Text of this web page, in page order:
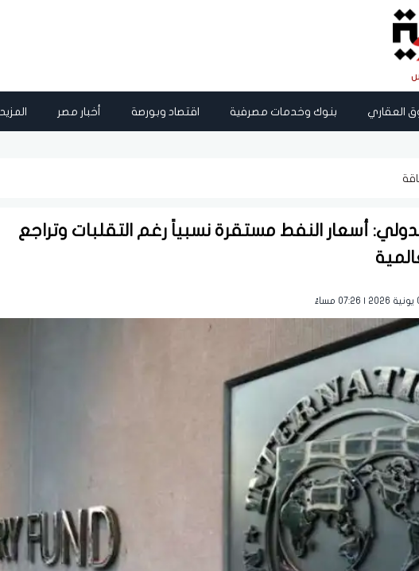
العقاري بنوك وخدمات مصرفية اقتصاد وبورصة أخبار مصر المزيد
أسعار النفط مستقرة نسبياً رغم التقلبات وتراجع